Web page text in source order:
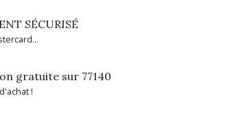
SÉCURISÉ
gratuite sur 77140
!